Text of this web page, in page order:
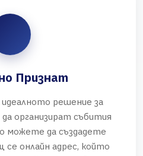
Признат
решение за
организират събития
можете да създадете
се онлайн адрес, който